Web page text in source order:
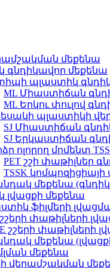
մեքենա
գնդիկավոր մեքենա
պլաստիկ
ML Միաստիճան
ML Երկու փուլով
պլաստիկի
SJ Միաստիճան
SJ Երկաստիճան
ոլորող մոմենտ
PET շշի փաթիլներ
TSSK կոմպոզիցիայի
մեքենա
լվացքի մեքենա
ֆիլմերի
շշերի փաթիլների
շշերի փաթիլների
մեքենա
մեքենա
վերամշակման